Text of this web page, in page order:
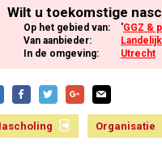
Wilt u toekomstige
Op het gebied van: 'GGZ &
Van aanbieder:
In de omgeving:
Utrecht
Organisatie